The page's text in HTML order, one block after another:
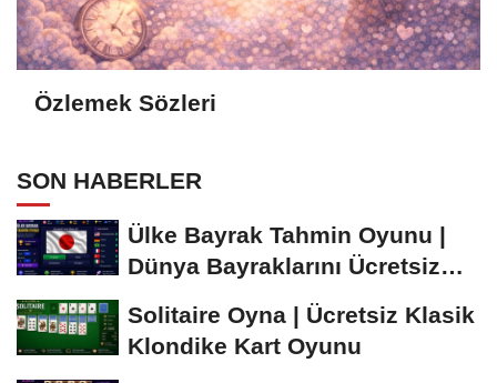
Özlemek Sözleri
SON HABERLER
Ülke Bayrak Tahmin Oyunu |
Dünya Bayraklarını Ücretsiz
Solitaire Oyna | Ücretsiz Klasik
Klondike Kart Oyunu